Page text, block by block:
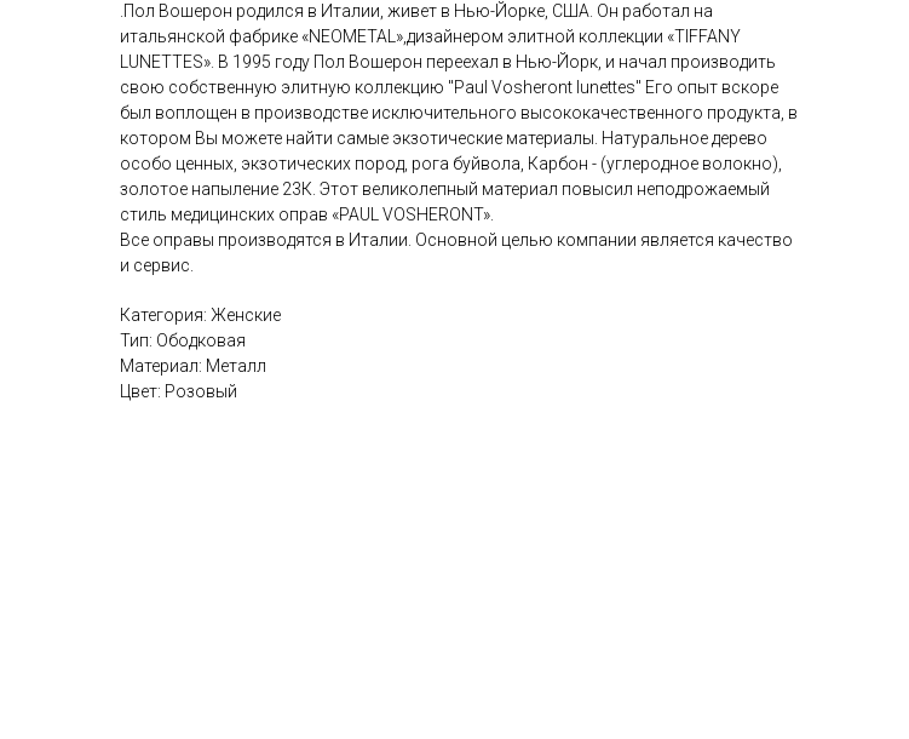
.Пол Вошерон родился в Италии, живет в Нью-Йорке, США. Он работал на
итальянской фабрике «NEOMETAL»,дизайнером элитной коллекции «TIFFANY
LUNETTES». В 1995 году Пол Вошерон переехал в Нью-Йорк, и начал производить
свою собственную элитную коллекцию "Paul Vosheront lunettes" Его опыт вскоре
был воплощен в производстве исключительного высококачественного продукта, в
котором Вы можете найти самые экзотические материалы. Натуральное дерево
особо ценных, экзотических пород, рога буйвола, Карбон - (углеродное волокно),
золотое напыление 23К. Этот великолепный материал повысил неподрожаемый
стиль медицинских оправ «PAUL VOSHERONT».
Все оправы производятся в Италии. Основной целью компании является качество
и сервис.
Категория: Женские
Тип: Ободковая
Материал: Металл
Цвет: Розовый